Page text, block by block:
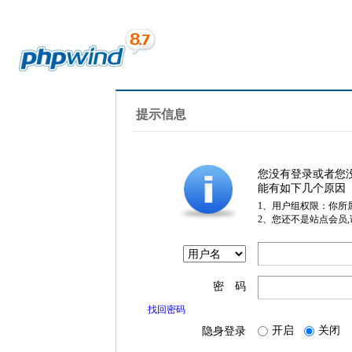
提示信息
您没有登录或者您
能有如下几个原因
1、用户组权限：你所
2、您还不是站点会员
密 码
找回密码
隐身登录 开启 关闭